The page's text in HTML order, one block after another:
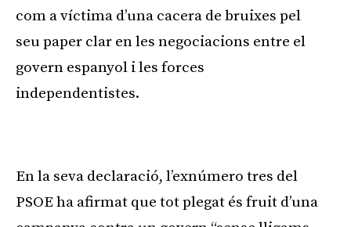
com a víctima d’una cacera de bruixes pel
seu paper clar en les negociacions entre el
govern espanyol i les forces
independentistes.
En la seva declaració, l’exnúmero tres del
PSOE ha afirmat que tot plegat és fruit d’una